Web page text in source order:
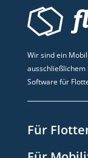
Wir sind ein
ausschließlichem
Software für
Für